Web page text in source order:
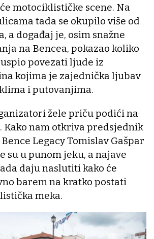
motociklističke scene. Na
tada se okupilo više od
a događaj je, osim snažne
na Bencea, pokazao koliko
povezati ljude iz
kojima je zajednička ljubav
i putovanjima.
žele priču podići na
Kako nam otkriva predsjednik
Legacy Tomislav Gašpar
su u punom jeku, a najave
daju naslutiti kako će
barem na kratko postati
meka.